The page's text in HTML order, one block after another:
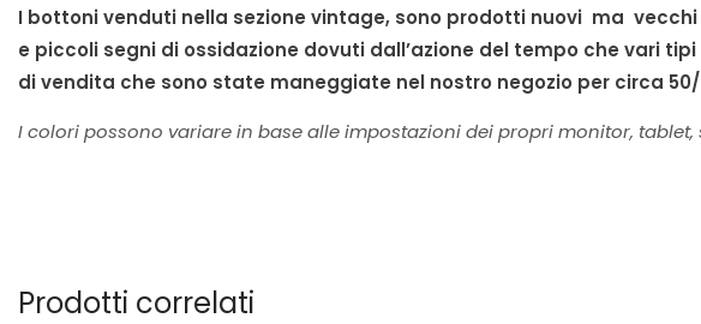
I bottoni venduti nella sezione vintage, sono prodotti nuovi ma
e piccoli segni di ossidazione dovuti dall’azione del tempo che vari
di vendita che sono state maneggiate nel nostro negozio per circa
I colori possono variare in base alle impostazioni dei propri monitor, tablet,
Prodotti correlati